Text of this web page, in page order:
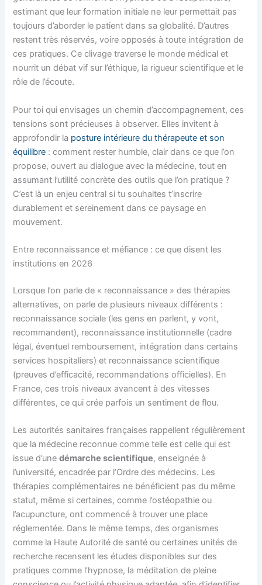
estimant que leur formation initiale ne leur permettait pas
toujours d’aborder le patient dans sa globalité. D’autres
restent très réservés, voire opposés à toute intégration de
ces pratiques. Ce clivage traverse le monde médical et
nourrit un débat vif sur l’éthique, la rigueur scientifique et le
rôle de l’écoute.
Pour toi qui envisages un chemin d’accompagnement, ces
tensions sont précieuses à observer. Elles invitent à
approfondir la posture intérieure du thérapeute et son
équilibre : comment rester humble, clair dans ce que l’on
propose, ouvert au dialogue avec la médecine, tout en
assumant l’utilité concrète des outils que l’on pratique ?
C’est là un enjeu central si tu souhaites t’inscrire
durablement et sereinement dans ce paysage en
mouvement.
Entre reconnaissance et méfiance : ce que disent les
institutions en 2026
Lorsque l’on parle de « reconnaissance » des thérapies
alternatives, on parle de plusieurs niveaux différents :
reconnaissance sociale (les gens en parlent, y vont,
recommandent), reconnaissance institutionnelle (cadre
légal, éventuel remboursement, intégration dans certains
services hospitaliers) et reconnaissance scientifique
(preuves d’efficacité, recommandations officielles). En
France, ces trois niveaux avancent à des vitesses
différentes, ce qui crée parfois un sentiment de flou.
Les autorités sanitaires françaises rappellent régulièrement
que la médecine reconnue comme telle est celle qui est
issue d’unedémarche scientifique, enseignée à
l’université, encadrée par l’Ordre des médecins. Les
thérapies complémentaires ne bénéficient pas du même
statut, même si certaines, comme l’ostéopathie ou
l’acupuncture, ont commencé à trouver une place
réglementée. Dans le même temps, des organismes
comme la Haute Autorité de santé ou certaines unités de
recherche recensent les études disponibles sur des
pratiques comme l’hypnose, la méditation de pleine